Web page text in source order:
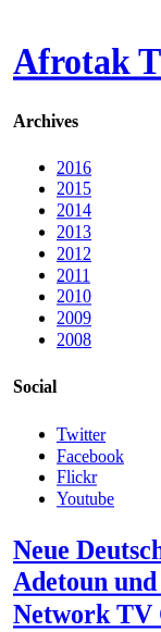
Afrotak
Archives
2016
2015
2014
2013
2012
2011
2010
2009
2008
Social
Twitter
Facebook
Flickr
Youtube
Neue
Adetoun
Network TV